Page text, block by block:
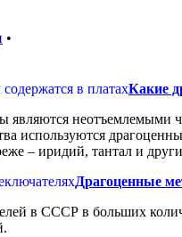
•
Какие
неотъемлемыми
используются
– иридий, тантал и
Драгоценные
в СССР в больших